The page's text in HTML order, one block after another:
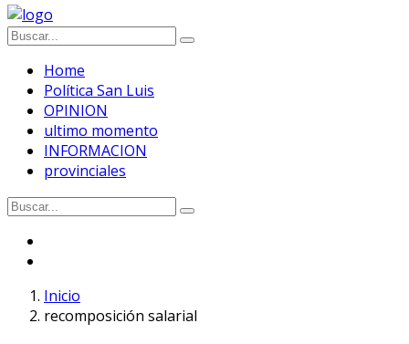
Home
Política San Luis
OPINION
ultimo momento
INFORMACION
provinciales
Inicio
recomposición salarial